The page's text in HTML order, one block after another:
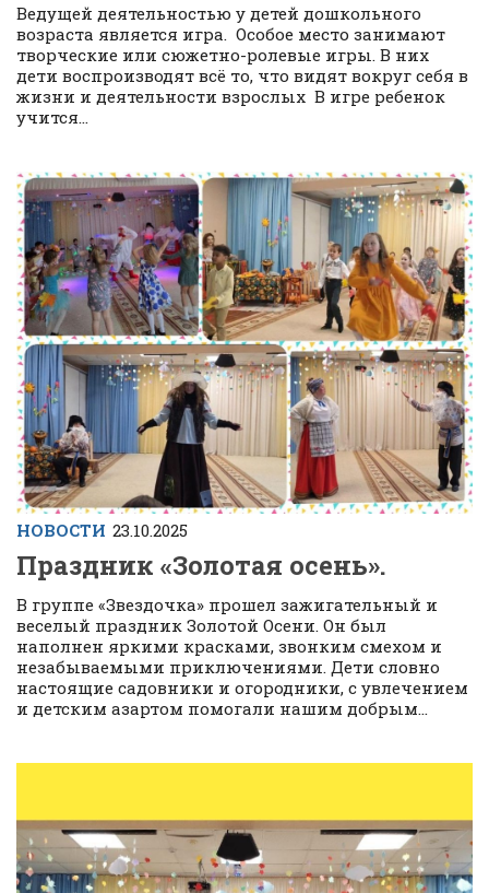
Ведущей деятельностью у детей дошкольного
возраста является игра. Особое место занимают
творческие или сюжетно-ролевые игры. В них
дети воспроизводят всё то, что видят вокруг себя в
жизни и деятельности взрослых В игре ребенок
учится...
НОВОСТИ 23.10.2025
Праздник «Золотая осень».
В группе «Звездочка» прошел зажигательный и
веселый праздник Золотой Осени. Он был
наполнен яркими красками, звонким смехом и
незабываемыми приключениями. Дети словно
настоящие садовники и огородники, с увлечением
и детским азартом помогали нашим добрым...